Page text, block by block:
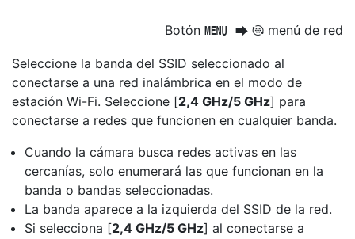
Botón G U F menú de red
Seleccione la banda del SSID seleccionado al
conectarse a una red inalámbrica en el modo de
estación Wi-Fi. Seleccione [2,4 GHz/5 GHz] para
conectarse a redes que funcionen en cualquier banda.
Cuando la cámara busca redes activas en las
cercanías, solo enumerará las que funcionan en la
banda o bandas seleccionadas.
La banda aparece a la izquierda del SSID de la red.
Si selecciona [2,4 GHz/5 GHz] al conectarse a